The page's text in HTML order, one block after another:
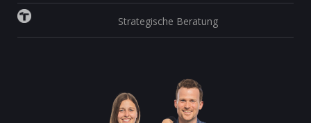
Strategische Beratung